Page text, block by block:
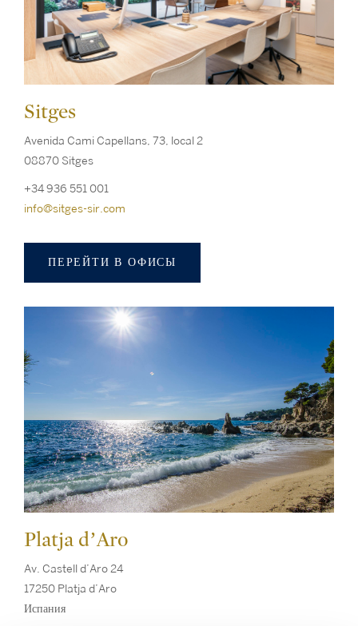
Sitges
Avenida Cami Capellans, 73, local 2
08870 Sitges
+34 936 551 001
info@sitges-sir.com
ПЕРЕЙТИ В ОФИСЫ
Platja d’Aro
Av. Castell d’Aro 24
17250 Platja d’Aro
Испания